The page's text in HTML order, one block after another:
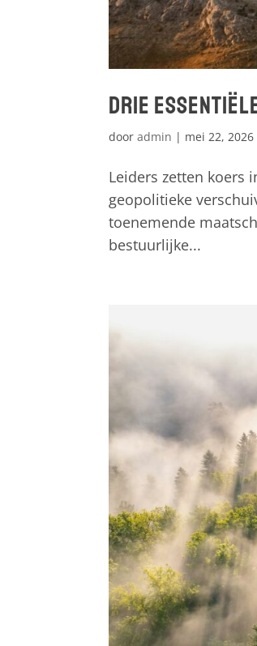
Drie
dooradmin | mei 22, 2026
Leiders zetten koers
geopolitieke
toenemende
bestuurlijke...